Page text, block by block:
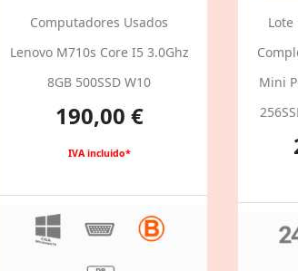
Computadores Usados
Lenovo M710s Core I5 3.0Ghz
8GB 500SSD W10
Preço
190,00 €
IVA incluido*
Lote
Mini